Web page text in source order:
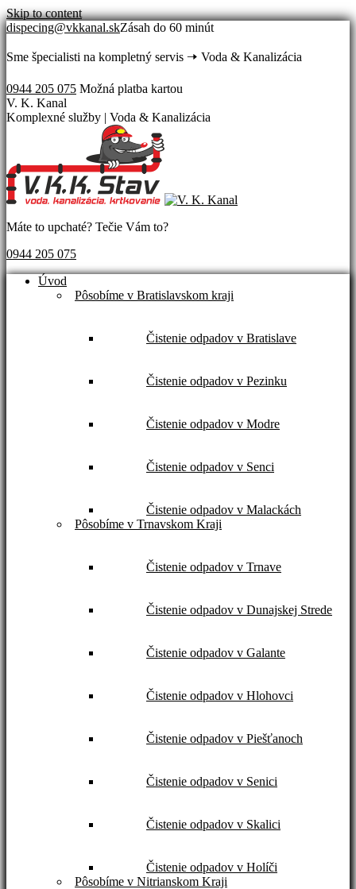
Skip to content
dispecing@vkkanal.skZásah do 60 minút
Sme špecialisti na kompletný servis 🠢 Voda & Kanalizácia
0944 205 075 Možná platba kartou
V. K. Kanal
Komplexné služby | Voda & Kanalizácia
Máte to upchaté? Tečie Vám to?
0944 205 075
Úvod
Pôsobíme v Bratislavskom kraji
Čistenie odpadov v Bratislave
Čistenie odpadov v Pezinku
Čistenie odpadov v Modre
Čistenie odpadov v Senci
Čistenie odpadov v Malackách
Pôsobíme v Trnavskom Kraji
Čistenie odpadov v Trnave
Čistenie odpadov v Dunajskej Strede
Čistenie odpadov v Galante
Čistenie odpadov v Hlohovci
Čistenie odpadov v Piešťanoch
Čistenie odpadov v Senici
Čistenie odpadov v Skalici
Čistenie odpadov v Holíči
Pôsobíme v Nitrianskom Kraji